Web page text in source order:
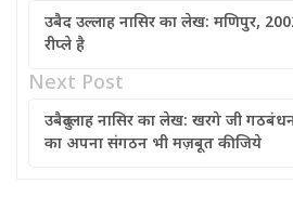
उबैद उल्लाह नासिर का लेख: मणिपुर,
रीप्ले है
Next Post
उबैदुल्लाह नासिर का लेख: खरगे जी
का अपना संगठन भी मज़बूत कीजिये